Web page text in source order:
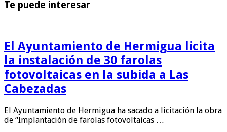
Te puede interesar
El Ayuntamiento de Hermigua licita
la instalación de 30 farolas
fotovoltaicas en la subida a Las
Cabezadas
El Ayuntamiento de Hermigua ha sacado a licitación la obra
de “Implantación de farolas fotovoltaicas …